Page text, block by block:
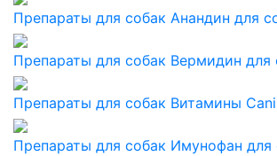
Препараты для собак Анандин для
Препараты для собак Вермидин для
Препараты для собак Витамины
Препараты для собак Имунофан для